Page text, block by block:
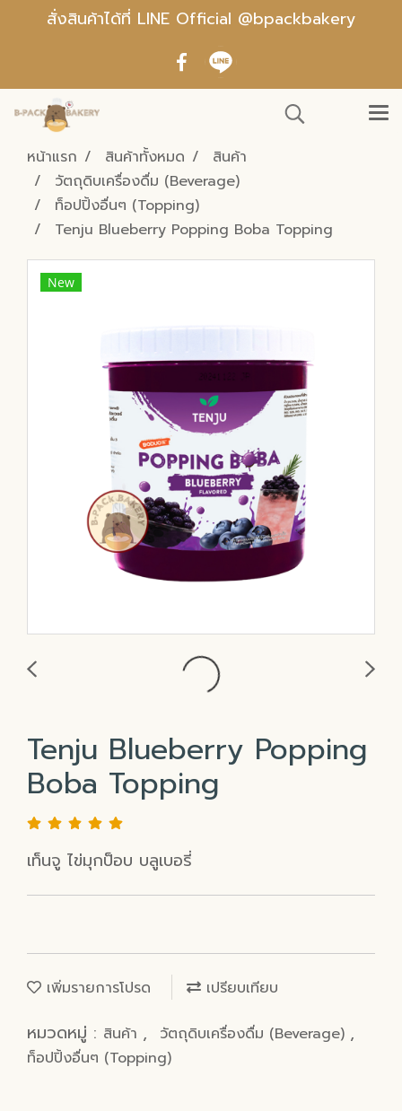
สั่งสินค้าได้ที่ LINE Official @bpackbakery
หน้าแรก สินค้าทั้งหมด
สินค้า
วัตถุดิบเครื่องดื่ม (Beverage)
ท็อปปิ้งอื่นๆ (Topping)
Tenju Blueberry Popping Boba Topping
New
Tenju Blueberry Popping
Boba Topping
เท็นจู ไข่มุกป็อบ บลูเบอรี่
เพิ่มรายการโปรด เปรียบเทียบ
หมวดหมู่ : สินค้า , วัตถุดิบเครื่องดื่ม (Beverage) ,
ท็อปปิ้งอื่นๆ (Topping)